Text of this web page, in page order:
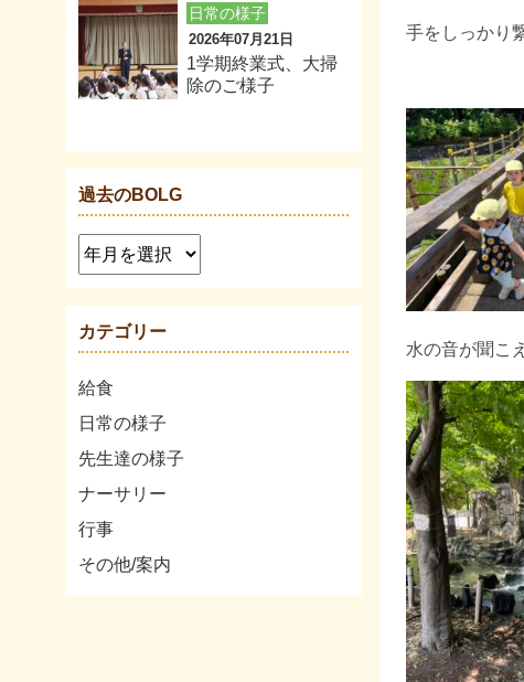
手をしっかり
水の音が聞こ
日常の様子
2026年07月21日
1学期終業式、大掃
除のご様子
過去のBOLG
カテゴリー
給食
日常の様子
先生達の様子
ナーサリー
行事
その他/案内